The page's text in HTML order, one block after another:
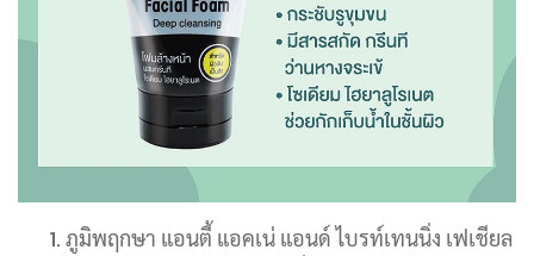
ภูมิพฤกษา แอนตี้ แอคเน่ แอนด์ ไบรท์เทนนิ่ง เฟเชียล